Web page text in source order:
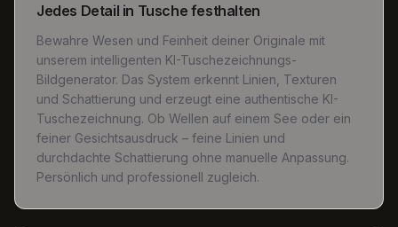
Jedes Detail in Tusche festhalten
Bewahre Wesen und Feinheit deiner Originale mit
unserem intelligenten KI-Tuschezeichnungs-
Bildgenerator. Das System erkennt Linien, Texturen
und Schattierung und erzeugt eine authentische KI-
Tuschezeichnung. Ob Wellen auf einem See oder ein
feiner Gesichtsausdruck – feine Linien und
durchdachte Schattierung ohne manuelle Anpassung.
Persönlich und professionell zugleich.